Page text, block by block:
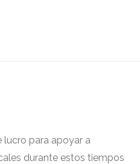
lucro para apoyar a
durante estos tiempos